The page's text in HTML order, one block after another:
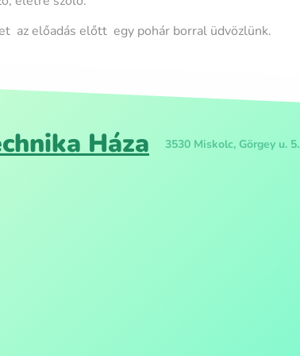
az előadás előtt egy pohár borral üdvözlünk.
Háza 3530 Miskolc, Görgey u. 5.